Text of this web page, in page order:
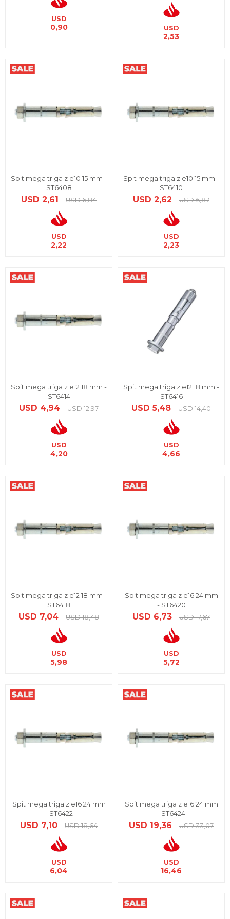
USD
0,90 USD
2,53
Spit mega triga z e10 15 mm -
ST6408
USD 2,61 USD 6,84
USD
2,22
Spit mega triga z e10 15 mm -
ST6410
USD 2,62 USD 6,87
USD
2,23
Spit mega triga z e12 18 mm -
ST6414
USD 4,94 USD 12,97
USD
4,20
Spit mega triga z e12 18 mm -
ST6416
USD 5,48 USD 14,40
USD
4,66
Spit mega triga z e12 18 mm -
ST6418
USD 7,04 USD 18,48
USD
5,98
Spit mega triga z e16 24 mm
- ST6420
USD 6,73 USD 17,67
USD
5,72
Spit mega triga z e16 24 mm
- ST6422
USD 7,10 USD 18,64
USD
6,04
Spit mega triga z e16 24 mm
- ST6424
USD 19,36 USD 33,07
USD
16,46